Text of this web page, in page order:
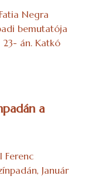
Negra
bemutatója
23- án. Katkó
a
Ferenc
Január